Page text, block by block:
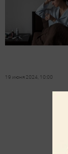
19 июня 2024, 10:00